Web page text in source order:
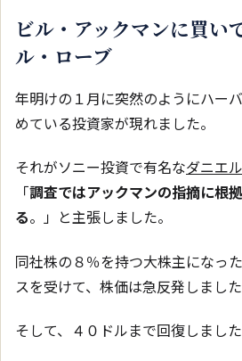
ビル・アックマンに買い
ル・ローブ
年明けの１月に突然のようにハー
めている投資家が現れました。
それがソニー投資で有名なダニエ
「調査ではアックマンの指摘に根
る。」と主張しました。
同社株の８％を持つ大株主になっ
スを受けて、株価は急反発しました
そして、４０ドルまで回復しました